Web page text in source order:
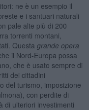
ne è un esempio il
e i santuari naturali
pale alte più di 200
torrenti montani,
Questa grande opera
il Nord-Europa possa
che è usato sempre di
dei cittadini
del turismo, imposizione
con perdite di
di ulteriori investimenti